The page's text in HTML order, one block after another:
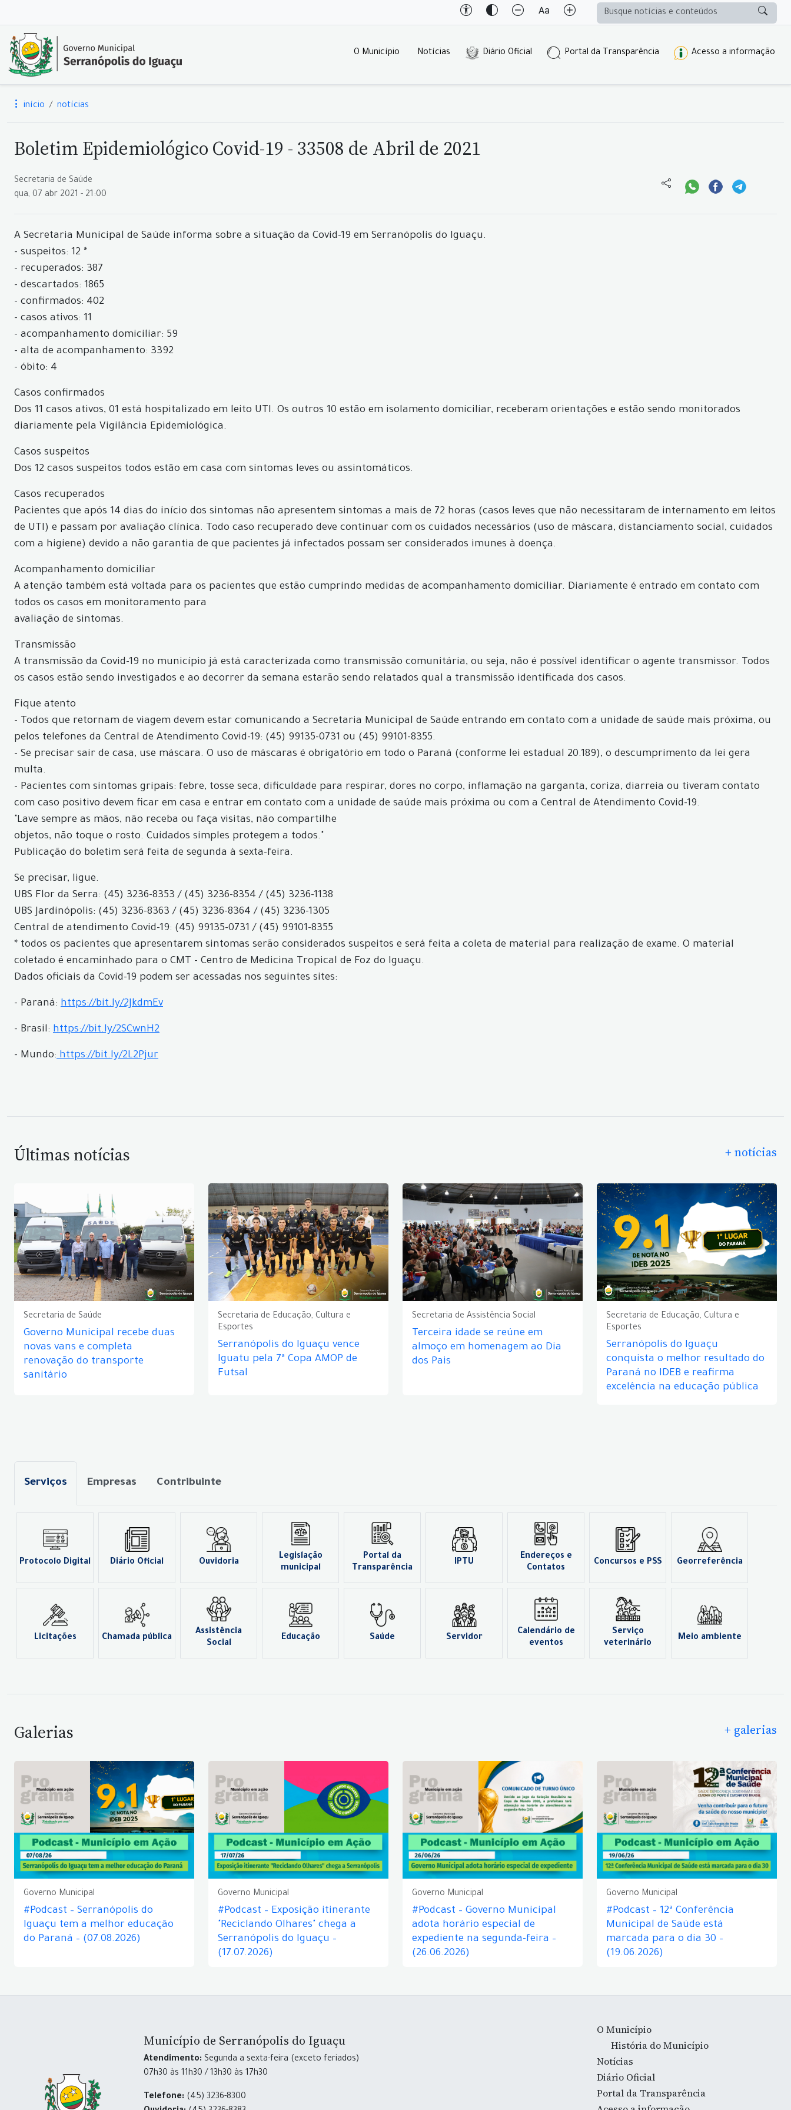
O Município Notícias Diário Oficial Portal da Transparência Acesso a informação
início notícias
Boletim Epidemiológico Covid-19 - 33508 de Abril de 2021
Secretaria de Saúde
qua, 07 abr 2021 - 21:00
A Secretaria Municipal de Saúde informa sobre a situação da Covid-19 em Serranópolis do Iguaçu.
- suspeitos: 12 *
- recuperados: 387
- descartados: 1865
- confirmados: 402
- casos ativos: 11
- acompanhamento domiciliar: 59
- alta de acompanhamento: 3392
- óbito: 4
Casos confirmados
Dos 11 casos ativos, 01 está hospitalizado em leito UTI. Os outros 10 estão em isolamento domiciliar, receberam orientações e estão sendo monitorados
diariamente pela Vigilância Epidemiológica.
Casos suspeitos
Dos 12 casos suspeitos todos estão em casa com sintomas leves ou assintomáticos.
Casos recuperados
Pacientes que após 14 dias do início dos sintomas não apresentem sintomas a mais de 72 horas (casos leves que não necessitaram de internamento em leitos
de UTI) e passam por avaliação clínica. Todo caso recuperado deve continuar com os cuidados necessários (uso de máscara, distanciamento social, cuidados
com a higiene) devido a não garantia de que pacientes já infectados possam ser considerados imunes à doença.
Acompanhamento domiciliar
A atenção também está voltada para os pacientes que estão cumprindo medidas de acompanhamento domiciliar. Diariamente é entrado em contato com
todos os casos em monitoramento para
avaliação de sintomas.
Transmissão
A transmissão da Covid-19 no município já está caracterizada como transmissão comunitária, ou seja, não é possível identificar o agente transmissor. Todos
os casos estão sendo investigados e ao decorrer da semana estarão sendo relatados qual a transmissão identificada dos casos.
Fique atento
- Todos que retornam de viagem devem estar comunicando a Secretaria Municipal de Saúde entrando em contato com a unidade de saúde mais próxima, ou
pelos telefones da Central de Atendimento Covid-19: (45) 99135-0731 ou (45) 99101-8355.
- Se precisar sair de casa, use máscara. O uso de máscaras é obrigatório em todo o Paraná (conforme lei estadual 20.189), o descumprimento da lei gera
multa.
- Pacientes com sintomas gripais: febre, tosse seca, dificuldade para respirar, dores no corpo, inflamação na garganta, coriza, diarreia ou tiveram contato
com caso positivo devem ficar em casa e entrar em contato com a unidade de saúde mais próxima ou com a Central de Atendimento Covid-19.
"Lave sempre as mãos, não receba ou faça visitas, não compartilhe
objetos, não toque o rosto. Cuidados simples protegem a todos."
Publicação do boletim será feita de segunda à sexta-feira.
Se precisar, ligue.
UBS Flor da Serra: (45) 3236-8353 / (45) 3236-8354 / (45) 3236-1138
UBS Jardinópolis: (45) 3236-8363 / (45) 3236-8364 / (45) 3236-1305
Central de atendimento Covid-19: (45) 99135-0731 / (45) 99101-8355
* todos os pacientes que apresentarem sintomas serão considerados suspeitos e será feita a coleta de material para realização de exame. O material
coletado é encaminhado para o CMT - Centro de Medicina Tropical de Foz do Iguaçu.
Dados oficiais da Covid-19 podem ser acessadas nos seguintes sites:
- Paraná: https://bit.ly/2JkdmEv
- Brasil: https://bit.ly/2SCwnH2
- Mundo:https://bit.ly/2L2Pjur
Últimas notícias + notícias
Secretaria de Saúde
Governo Municipal recebe duas
novas vans e completa
renovação do transporte
sanitário
Secretaria de Educação, Cultura e
Esportes
Serranópolis do Iguaçu vence
Iguatu pela 7ª Copa AMOP de
Futsal
Secretaria de Assistência Social
Terceira idade se reúne em
almoço em homenagem ao Dia
dos Pais
Secretaria de Educação, Cultura e
Esportes
Serranópolis do Iguaçu
conquista o melhor resultado do
Paraná no IDEB e reafirma
excelência na educação pública
Serviços Empresas Contribuinte
Protocolo Digital Diário Oficial Ouvidoria
Legislação
municipal
Portal da
Transparência
IPTU
Endereços e
Contatos
Concursos e PSS Georreferência
Licitações Chamada pública
Assistência
Social
Educação Saúde Servidor
Calendário de
eventos
Serviço
veterinário
Meio ambiente
Galerias + galerias
Governo Municipal
#Podcast – Serranópolis do
Iguaçu tem a melhor educação
do Paraná – (07.08.2026)
Governo Municipal
#Podcast – Exposição itinerante
"Reciclando Olhares" chega a
Serranópolis do Iguaçu –
(17.07.2026)
Governo Municipal
#Podcast – Governo Municipal
adota horário especial de
expediente na segunda-feira –
(26.06.2026)
Governo Municipal
#Podcast – 12ª Conferência
Municipal de Saúde está
marcada para o dia 30 –
(19.06.2026)
Município de Serranópolis do Iguaçu
Atendimento: Segunda a sexta-feira (exceto feriados)
07h30 às 11h30 / 13h30 às 17h30
Telefone: (45) 3236-8300
O Município
História do Município
Notícias
Diário Oficial
Portal da Transparência